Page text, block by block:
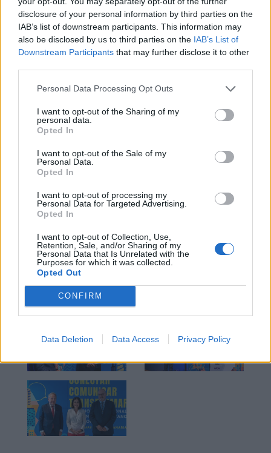
disclosure of your personal information by third parties on the
IAB’s list of downstream participants. This information may
also be disclosed by us to third parties on the IAB’s List of
Downstream Participants that may further disclose it to other
Personal Data Processing Opt Outs
I want to opt-out of the Sharing of my
personal data.
Opted In
I want to opt-out of the Sale of my
Personal Data.
Opted In
I want to opt-out of processing my
Personal Data for Targeted Advertising.
Opted In
I want to opt-out of Collection, Use,
Retention, Sale, and/or Sharing of my
Personal Data that Is Unrelated with the
Purposes for which it was collected.
Opted Out
CONFIRM
Data Deletion Data Access Privacy Policy
Sostenible, la descarbonización de las flotas, la
digitalización de los servicios, la innovación tecnológica
y la atracción y retención del talento.
Según ATUC Movilidad Sostenible, el transporte urbano
del Plan Nacional Integrado de Energía y Clima (PNIEC)
que actualmente se realizan en vehículo privado hacia
el transporte público, lo que supondrá incrementar un
36 % los pasajeros-kilómetro en autobús y un 50 % en
los modos ferroviarios antes de 2030.
Este escenario exigirá inversiones estimadas en 3.300
cercanos a los 8.800 millones de euros -es decir, 12.100
millones en total-, además de acelerar la incorporación
de vehículos de cero emisiones para cumplir los